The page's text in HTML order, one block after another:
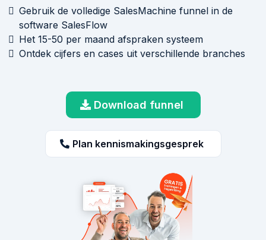
Gebruik de volledige SalesMachine funnel in de
software SalesFlow
Het 15-50 per maand afspraken systeem
Ontdek cijfers en cases uit verschillende branches
Download funnel
Plan kennismakingsgesprek